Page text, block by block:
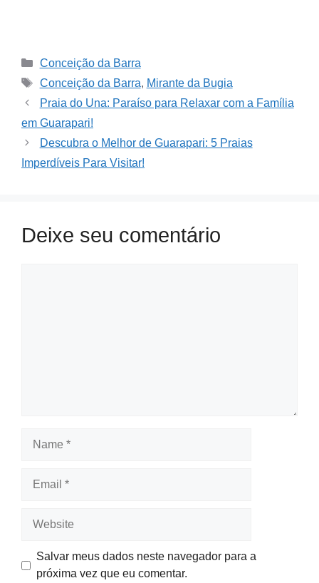
Categories
Conceição da Barra
Tags
Conceição da Barra, Mirante da Bugia
Praia do Una: Paraíso para Relaxar com a Família
em Guarapari!
Descubra o Melhor de Guarapari: 5 Praias
Imperdíveis Para Visitar!
Deixe seu comentário
Salvar meus dados neste navegador para a
próxima vez que eu comentar.